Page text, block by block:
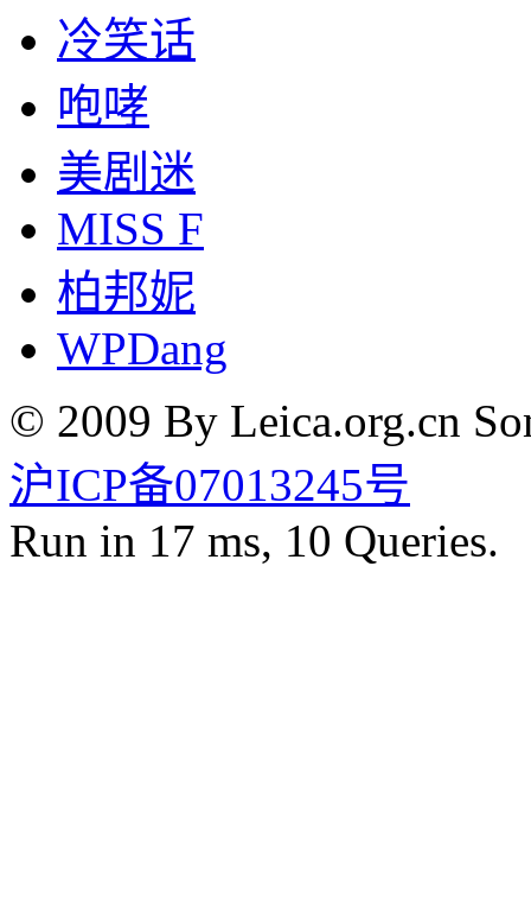
冷笑话
咆哮
美剧迷
MISS F
柏邦妮
WPDang
© 2009 By Leica.org.cn
沪ICP备07013245号
Run in 17 ms, 10 Queries.